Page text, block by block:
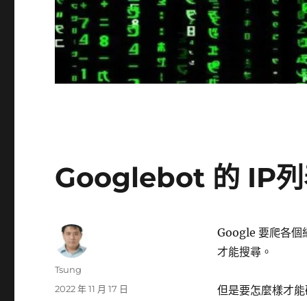
Googlebot 的 IP列
Google 要爬各個
才能搜尋。
但是要怎麼樣才
作
Tsung
發
2022 年 11 月 17 日